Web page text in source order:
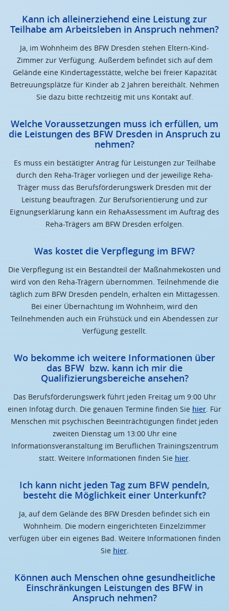
Kann ich alleinerziehend eine Leistung zur
Teilhabe am Arbeitsleben in Anspruch nehmen?
Ja, im Wohnheim des BFW Dresden stehen Eltern-Kind-
Zimmer zur Verfügung. Außerdem befindet sich auf dem
Gelände eine Kindertagesstätte, welche bei freier Kapazität
Betreuungsplätze für Kinder ab 2 Jahren bereithält. Nehmen
Sie dazu bitte rechtzeitig mit uns Kontakt auf.
Welche Voraussetzungen muss ich erfüllen, um
die Leistungen des BFW Dresden in Anspruch zu
nehmen?
Es muss ein bestätigter Antrag für Leistungen zur Teilhabe
durch den Reha-Träger vorliegen und der jeweilige Reha-
Träger muss das Berufsförderungswerk Dresden mit der
Leistung beauftragen. Zur Berufsorientierung und zur
Eignungserklärung kann ein RehaAssessment im Auftrag des
Reha-Trägers am BFW Dresden erfolgen.
Was kostet die Verpflegung im BFW?
Die Verpflegung ist ein Bestandteil der Maßnahmekosten und
wird von den Reha-Trägern übernommen. Teilnehmende die
täglich zum BFW Dresden pendeln, erhalten ein Mittagessen.
Bei einer Übernachtung im Wohnheim, wird den
Teilnehmenden auch ein Frühstück und ein Abendessen zur
Verfügung gestellt.
Wo bekomme ich weitere Informationen über
das BFW bzw. kann ich mir die
Qualifizierungsbereiche ansehen?
Das Berufsförderungswerk führt jeden Freitag um 9:00 Uhr
einen Infotag durch. Die genauen Termine finden Sie hier. Für
Menschen mit psychischen Beeinträchtigungen findet jeden
zweiten Dienstag um 13:00 Uhr eine
Informationsveranstaltung im Beruflichen Trainingszentrum
statt. Weitere Informationen finden Sie hier.
Ich kann nicht jeden Tag zum BFW pendeln,
besteht die Möglichkeit einer Unterkunft?
Ja, auf dem Gelände des BFW Dresden befindet sich ein
Wohnheim. Die modern eingerichteten Einzelzimmer
verfügen über ein eigenes Bad. Weitere Informationen finden
Sie hier.
Können auch Menschen ohne gesundheitliche
Einschränkungen Leistungen des BFW in
Anspruch nehmen?